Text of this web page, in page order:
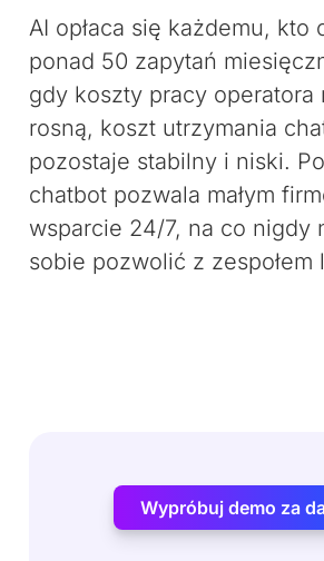
AI opłaca się każdemu, kto
ponad 50 zapytań
gdy koszty pracy operatora
rosną, koszt utrzymania
pozostaje stabilny i niski.
chatbot pozwala małym
wsparcie 24/7, na co nigdy
sobie pozwolić z zespołem
Wypróbuj demo za